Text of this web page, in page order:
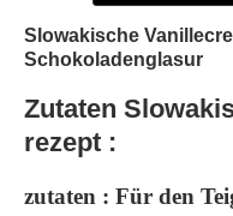
Slowakische
Schokoladenglasur
Zutaten
rezept :
zutaten : Für den